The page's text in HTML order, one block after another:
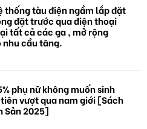
thống tàu điện ngầm lắp đặt
đặt trước qua điện thoại
tất cả các ga , mở rộng
cầu tăng.
phụ nữ không muốn sinh
vượt qua nam giới [Sách
Sản 2025]